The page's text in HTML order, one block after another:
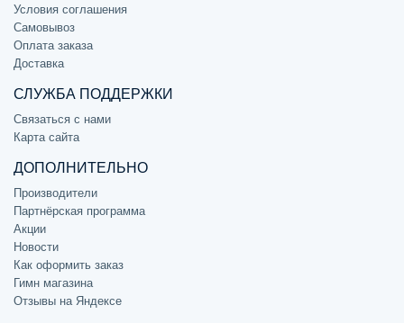
Условия соглашения
Самовывоз
Оплата заказа
Доставка
СЛУЖБА ПОДДЕРЖКИ
Связаться с нами
Карта сайта
ДОПОЛНИТЕЛЬНО
Производители
Партнёрская программа
Акции
Новости
Как оформить заказ
Гимн магазина
Отзывы на Яндексе